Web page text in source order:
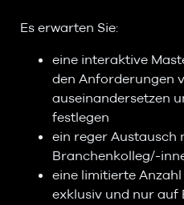
Es erwarten Sie:
eine interaktive
den Anforderungen
auseinandersetzen
festlegen
ein reger Austausch
Branchenkolleg/-
eine limitierte
exklusiv und nur auf